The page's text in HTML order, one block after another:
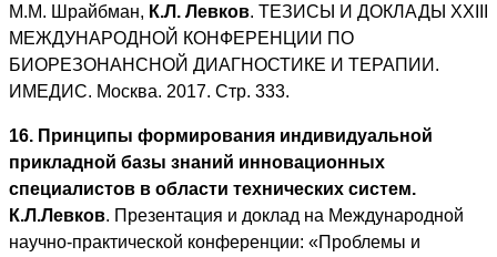
М.М. Шрайбман, К.Л. Левков. ТЕЗИСЫ И ДОКЛАДЫ XXIII
МЕЖДУНАРОДНОЙ КОНФЕРЕНЦИИ ПО
БИОРЕЗОНАНСНОЙ ДИАГНОСТИКЕ И ТЕРАПИИ.
ИМЕДИС. Москва. 2017. Стр. 333.
16. Принципы формирования индивидуальной
прикладной базы знаний инновационных
специалистов в области технических систем.
К.Л.Левков. Презентация и доклад на Международной
научно-практической конференции: «Проблемы и